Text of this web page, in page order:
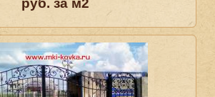
руб. за м2